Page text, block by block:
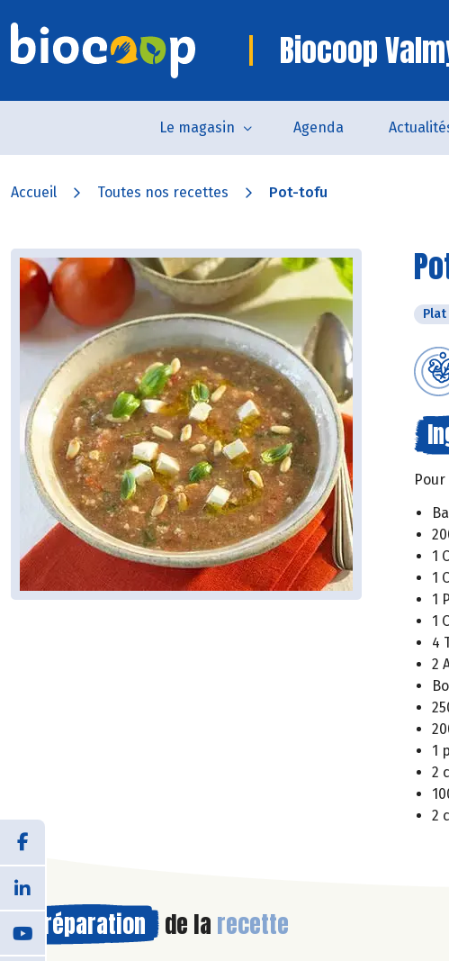
Biocoop
Le magasin Agenda
Accueil Toutes nos recettes Pot-tofu
1
1
1
1
4
2
1
2
2
Préparation de la recette